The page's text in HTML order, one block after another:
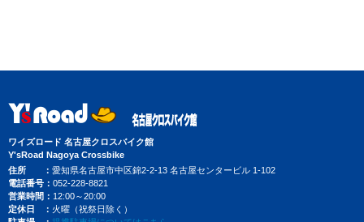
ワイズロード 名古屋クロスバイク館
Y'sRoad Nagoya Crossbike
住所
愛知県名古屋市中区錦2-2-13 名古屋センタービル 1-102
電話番号
052-228-8821
営業時間
12:00～20:00
定休日
火曜（祝祭日除く）